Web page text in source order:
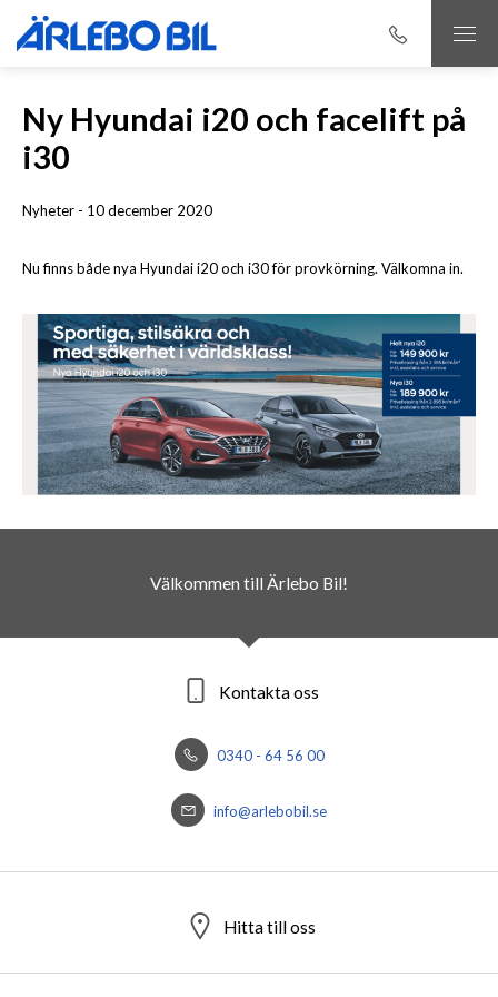
Ny Hyundai i20 och facelift på
i30
Nyheter - 10 december 2020
Nu finns både nya Hyundai i20 och i30 för provkörning. Välkomna in.
Välkommen till Ärlebo Bil!
Kontakta oss
0340 - 64 56 00
info@arlebobil.se
Hitta till oss